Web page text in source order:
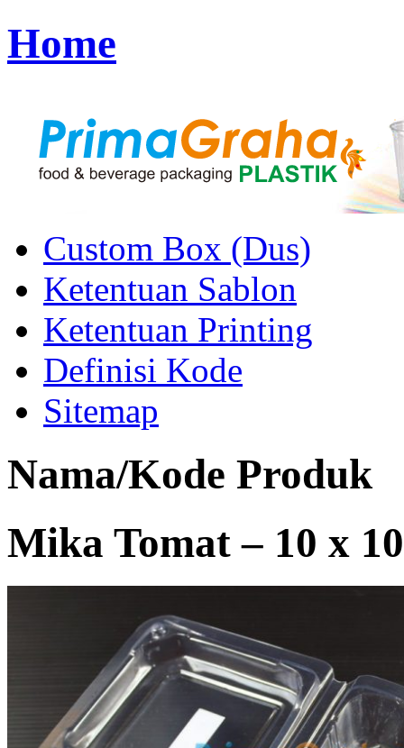
Home
Custom Box (Dus)
Ketentuan Sablon
Ketentuan Printing
Definisi Kode
Sitemap
Nama/Kode Produk
Mika Tomat – 10 x